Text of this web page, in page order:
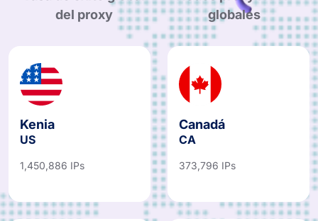
del proxy
globales
Kenia
US
1,450,886 IPs
Canadá
CA
373,796 IPs